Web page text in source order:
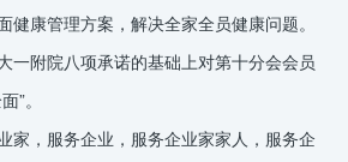
康管理方案，解决全家全员健康问题。
附院八项承诺的基础上对第十分会会员
”。
，服务企业，服务企业家家人，服务企